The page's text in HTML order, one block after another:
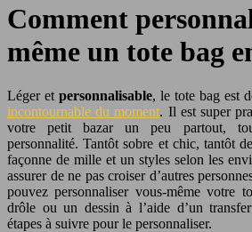
Comment
même un tote bag
Léger et personnalisable, le tote bag est
incontournable du moment. Il est super
votre petit bazar un peu partout,
personnalité. Tantôt sobre et chic, tantôt
façonne de mille et un styles selon les
assurer de ne pas croiser d’autres
pouvez personnaliser vous-même votre
drôle ou un dessin à l’aide d’un
étapes à suivre pour le personnaliser.